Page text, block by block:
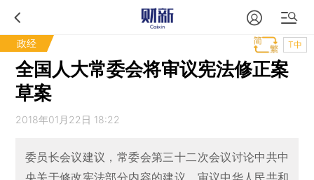
政经 T中
全国人大常委会将审议宪法修正案
草案
2018年01月22日 18:22
委员长会议建议，常委会第三十二次会议讨论中共中